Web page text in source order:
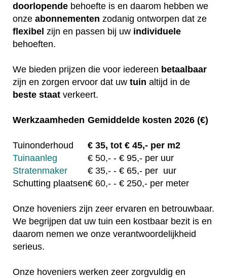
doorlopende behoefte is en daarom hebben we
onze abonnementen zodanig ontworpen dat ze
flexibel zijn en passen bij uw individuele
behoeften.
We bieden prijzen die voor iedereen betaalbaar
zijn en zorgen ervoor dat uw tuin altijd in de
beste staat verkeert.
Werkzaamheden Gemiddelde kosten 2026 (€)
Tuinonderhoud € 35, tot € 45,- per m2
Tuinaanleg
€ 50,- - € 95,- per uur
Stratenmaker
€ 35,- - € 65,- per uur
Schutting plaatsen€ 60,- - € 250,- per meter
Onze hoveniers zijn zeer ervaren en betrouwbaar.
We begrijpen dat uw tuin een kostbaar bezit is en
daarom nemen we onze verantwoordelijkheid
serieus.
Onze hoveniers werken zeer zorgvuldig en